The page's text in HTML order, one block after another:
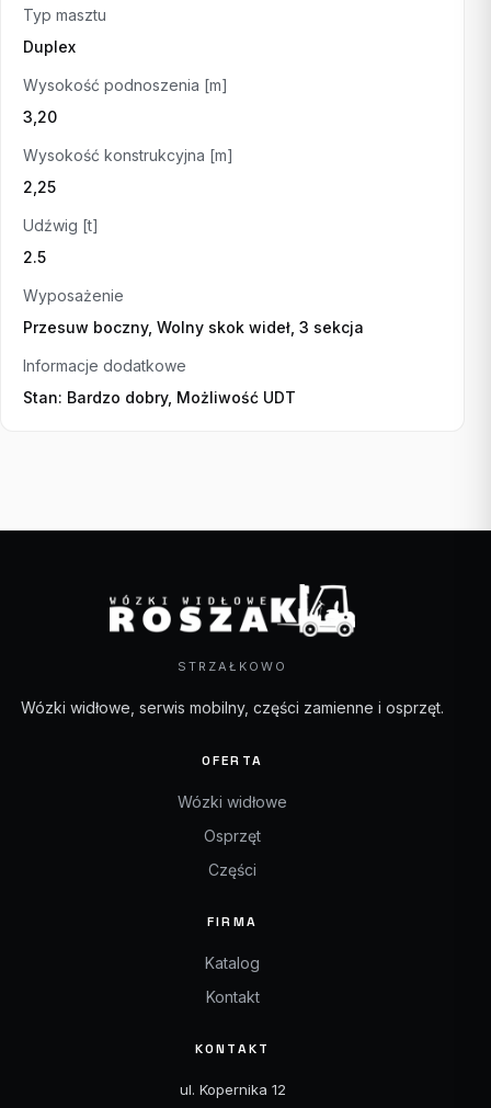
Typ masztu
Duplex
Wysokość podnoszenia [m]
3,20
Wysokość konstrukcyjna [m]
2,25
Udźwig [t]
2.5
Wyposażenie
Przesuw boczny, Wolny skok wideł, 3 sekcja
Informacje dodatkowe
Stan: Bardzo dobry, Możliwość UDT
STRZAŁKOWO
Wózki widłowe, serwis mobilny, części zamienne i osprzęt.
OFERTA
Wózki widłowe
Osprzęt
Części
FIRMA
Katalog
Kontakt
KONTAKT
ul. Kopernika 12